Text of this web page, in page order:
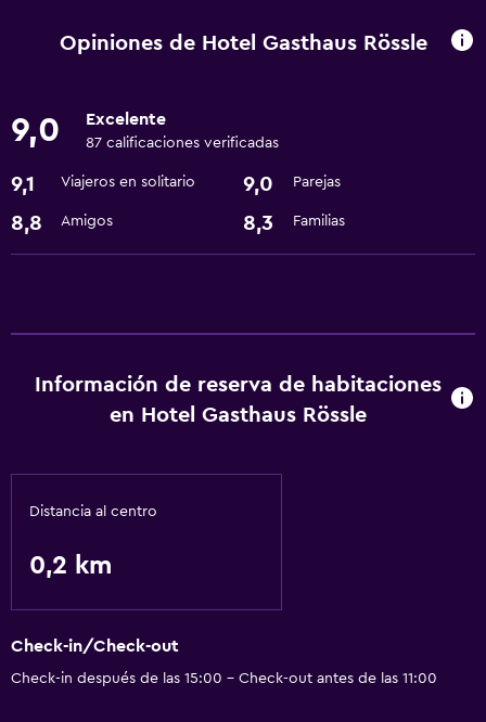
Mascotas permitidas bajo consulta (pueden aplicar cargos
Baño
Secador de pelo
Lavandería
Ideal para familias
Opiniones de Hotel Gasthaus Rössle
9,0 Excelente
87 calificaciones verificadas
9,1 Viajeros en solitario 9,0 Parejas
8,8 Amigos 8,3 Familias
Información de reserva de habitaciones
en Hotel Gasthaus Rössle
Distancia al centro
0,2 km
Check-in/Check-out
Check-in después de las 15:00 - Check-out antes de las 11:00